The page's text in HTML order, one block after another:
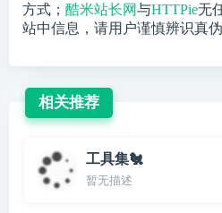
方式； 酷米站长网与HTTPie无
站中信息，请用户谨慎辨识真伪
相关推荐
工具集🐔
暂无描述